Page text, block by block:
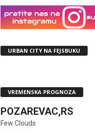
URBAN CITY NA FEJSBUKU
VREMENSKA PROGNOZA
POZAREVAC,RS
Few Clouds